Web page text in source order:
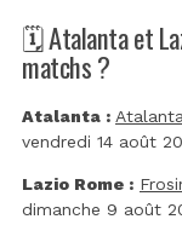
🗓️ Atalanta et
matchs ?
Atalanta :
vendredi 14 août
Lazio Rome :
dimanche 9 août